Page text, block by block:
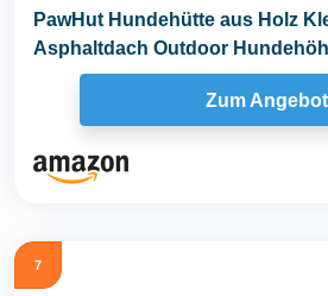
PawHut Hundehütte aus Holz
Asphaltdach Outdoor
korrosionsbeständig...
Zum Angebot
7